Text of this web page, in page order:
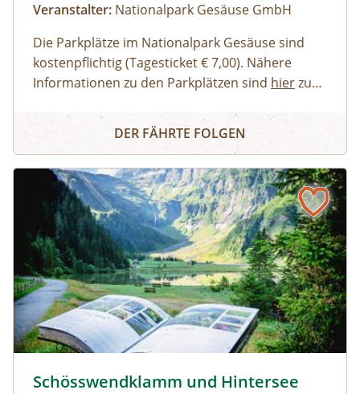
Veranstalter: Nationalpark Gesäuse GmbH
Die Parkplätze im Nationalpark Gesäuse sind
kostenpflichtig (Tagesticket € 7,00). Nähere
Informationen zu den Parkplätzen sind hierzu
den Nationalpark Gesäuse stehen
zur
Familien, Erwachsene mit Kindern
Kinder und Jugendliche
Buch dir deinen Guide - Privat-Tour im Nationalpark
DER FÄHRTE FOLGEN
Schösswendklamm und Hintersee